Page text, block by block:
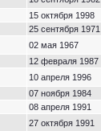
15 октября 1998
25 сентября 1971
02 мая 1967
12 февраля 1987
10 апреля 1996
07 ноября 1984
08 апреля 1991
27 октября 1991